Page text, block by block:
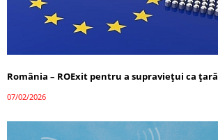
România – ROExit pentru a supraviețui ca țară
07/02/2026